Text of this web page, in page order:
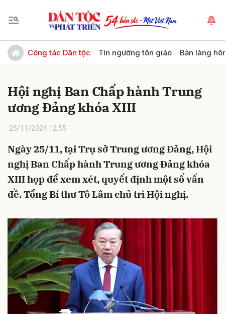
Công tác Dân tộc Tín ngưỡng tôn giáo Bản làng
Hội nghị Ban Chấp hành Trung
ương Đảng khóa XIII
25/11/2024 12:55
Ngày 25/11, tại Trụ sở Trung ương Đảng, Hội
nghị Ban Chấp hành Trung ương Đảng khóa
XIII họp để xem xét, quyết định một số vấn
đề. Tổng Bí thư Tô Lâm chủ trì Hội nghị.
Gửi bình luận
Hủy Gửi